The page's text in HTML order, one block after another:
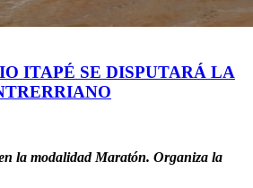
ITAPÉ SE DISPUTARÁ LA
la modalidad Maratón. Organiza la